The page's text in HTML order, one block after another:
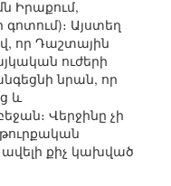
Իրաքում,
Այստեղ
որ Դաշտային
ուժերի
նրան, որ
և
Վերջինը չի
ավելի քիչ կախված